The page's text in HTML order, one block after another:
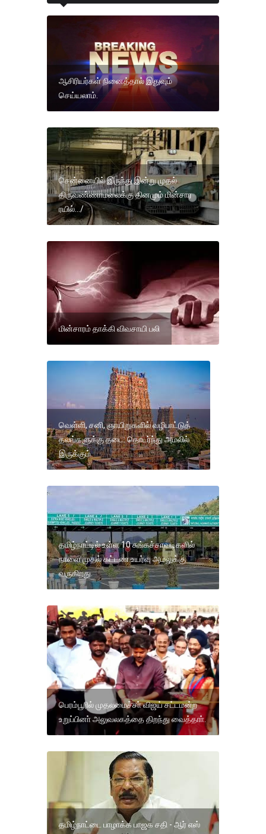
ஆசிரியர்கள் நினைத்தால் இதுவும்
செய்யலாம்.
சென்னையில் இருந்து இன்று முதல்
திருவண்ணாமலைக்கு தினமும் மின்சார
ரயில்.../
மின்சாரம் தாக்கி விவசாயி பலி
வெள்ளி, சனி, ஞாயிறுகளில் வழிபாட்டுத்
தலங்களுக்கு தடை: தொடர்ந்து அமலில்
இருக்கும்
தமிழ்நாட்டில் உள்ள 10 சுங்கச்சாவடிகளில்
நாளை முதல் கட்டண உயர்வு அமலுக்கு
வருகிறது.
பெரம்பூரில் முதலமைச்சா் விஜய் சட்டமன்ற
உறுப்பினா் அலுவலகத்தை திறந்து வைத்தாா்.
தமிழ்நாட்டை பாழாக்க பாஜக சதி - ஆர் எஸ்